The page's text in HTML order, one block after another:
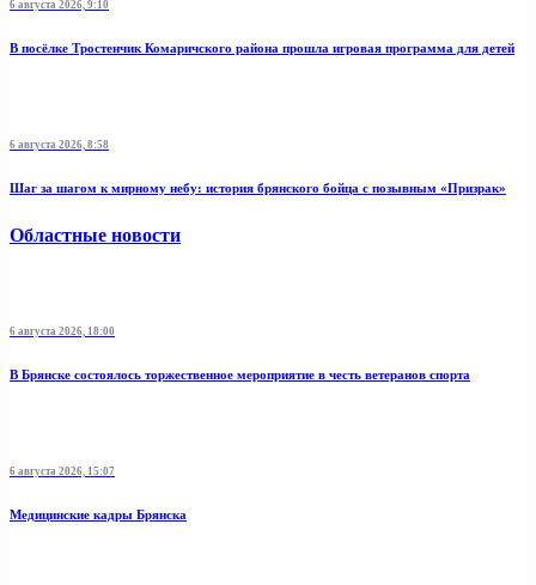
6 августа 2026, 9:10
В посёлке Тростенчик Комаричского района прошла игровая программа для детей
6 августа 2026, 8:58
Шаг за шагом к мирному небу: история брянского бойца с позывным «Призрак»
Областные новости
6 августа 2026, 18:00
В Брянске состоялось торжественное мероприятие в честь ветеранов спорта
6 августа 2026, 15:07
Медицинские кадры Брянска